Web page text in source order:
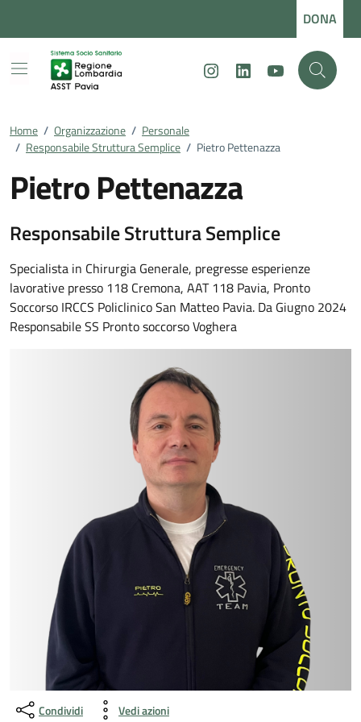
DONA
InstagramLinkedInYoutube
Home / Organizzazione / Personale
/ Responsabile Struttura Semplice / Pietro Pettenazza
Pietro Pettenazza
Responsabile Struttura Semplice
Dettagli della persona
Specialista in Chirurgia Generale, pregresse esperienze
lavorative presso 118 Cremona, AAT 118 Pavia, Pronto
Soccorso IRCCS Policlinico San Matteo Pavia. Da Giugno 2024
Responsabile SS Pronto soccorso Voghera
Condividi Vedi azioni